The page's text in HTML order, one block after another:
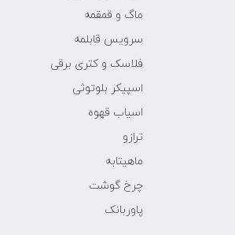
ماگ و قمقمه
سرویس قابلمه
فلاسک و کتری برقی
اسپیکر بلوتوثی
اسیاب قهوه
ترازو
ماهیتابه
چرخ گوشت
پاوربانک